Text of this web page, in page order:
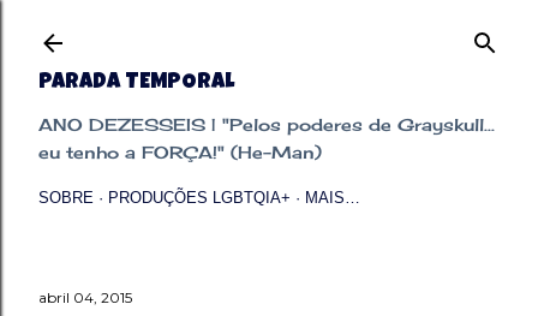
PARADA TEMPORAL
ANO DEZESSEIS | "Pelos poderes de Grayskull...
eu tenho a FORÇA!" (He-Man)
SOBRE PRODUÇÕES LGBTQIA+ MAIS…
abril 04, 2015